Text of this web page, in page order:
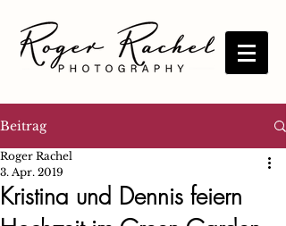
Beitrag
Kristina und Dennis feiern
Roger Rachel
3. Apr. 2019